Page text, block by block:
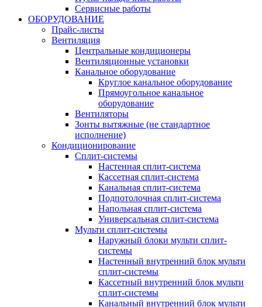
Сервисные работы
ОБОРУДОВАНИЕ
Прайс-листы
Вентиляция
Центральные кондиционеры
Вентиляционные установки
Канальное оборудование
Круглое канальное оборудование
Прямоугольное канальное
оборудование
Вентиляторы
Зонты вытяжные (не стандартное
исполнение)
Кондиционирование
Сплит-системы
Настенная сплит-система
Кассетная сплит-система
Канальная сплит-система
Подпотолочная сплит-система
Напольная сплит-система
Универсальная сплит-система
Мульти сплит-системы
Наружный блоки мульти сплит-
системы
Настенный внутренний блок мульти
сплит-системы
Кассетный внутренний блок мульти
сплит-системы
Канальный внутренний блок мульти